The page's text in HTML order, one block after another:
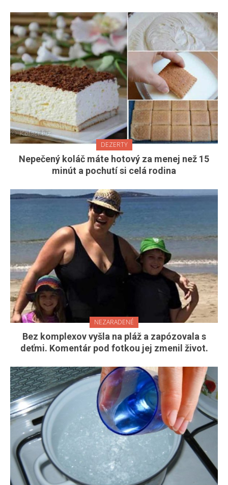
DEZERTY
Nepečený koláč máte hotový za menej než 15
minút a pochutí si celá rodina
NEZARADENÉ
Bez komplexov vyšla na pláž a zapózovala s
deťmi. Komentár pod fotkou jej zmenil život.